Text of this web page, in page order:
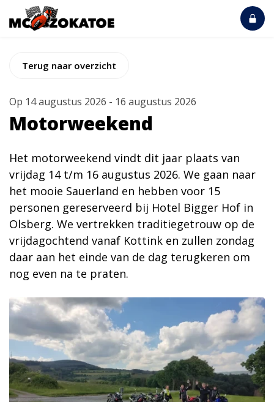
Terug naar overzicht
Op 14 augustus 2026 - 16 augustus 2026
Motorweekend
Het motorweekend vindt dit jaar plaats van
vrijdag 14 t/m 16 augustus 2026. We gaan naar
het mooie Sauerland en hebben voor 15
personen gereserveerd bij Hotel Bigger Hof in
Olsberg. We vertrekken traditiegetrouw op de
vrijdagochtend vanaf Kottink en zullen zondag
daar aan het einde van de dag terugkeren om
nog even na te praten.